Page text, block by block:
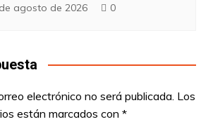
agosto de 2026 0
electrónico no será publicada. Los
están marcados con *